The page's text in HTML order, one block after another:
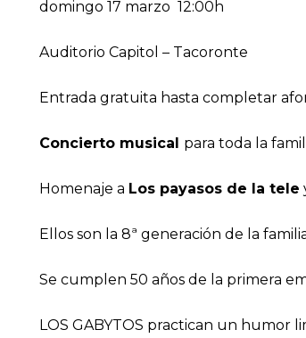
domingo 17 marzo 12:00h
Auditorio Capitol – Tacoronte
Entrada gratuita hasta completar
Concierto musical para toda la
Homenaje a Los payasos de la tele
Ellos son la 8ª generación de la
Se cumplen 50 años de la primera
LOS GABYTOS practican un humor